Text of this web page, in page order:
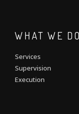
WHAT WE
Services
Supervision
Execution